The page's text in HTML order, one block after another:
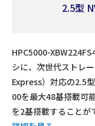
2.5型
HPC5000-
シに、次世代ストレ
Express）対応の2.5
00を最大48基搭載可
を2基搭載することが